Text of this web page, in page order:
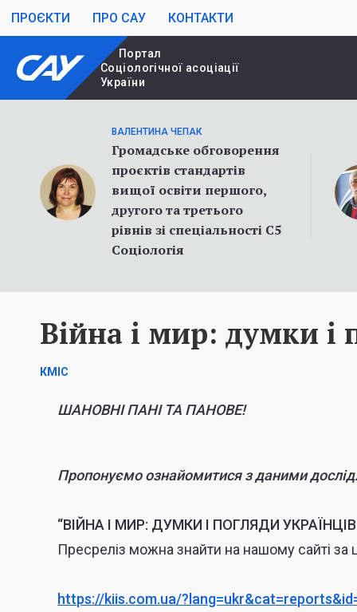
ПРОЄКТИ ПРО САУ КОНТАКТИ
Портал
Cоціологічної асоціації
України
ВАЛЕНТИНА ЧЕПАК
Громадське обговорення
проєктів стандартів
вищої освіти першого,
другого та третього
рівнів зі спеціальності С5
Соціологія
Війна і мир: думки і
КМІС
ШАНОВНІ ПАНІ ТА ПАНОВЕ!
Пропонуємо ознайомитися з даними
“ВІЙНА І МИР: ДУМКИ І ПОГЛЯДИ УКРАЇНЦІВ
Пресреліз можна знайти на нашому сайті
https://kiis.com.ua/?lang=ukr&